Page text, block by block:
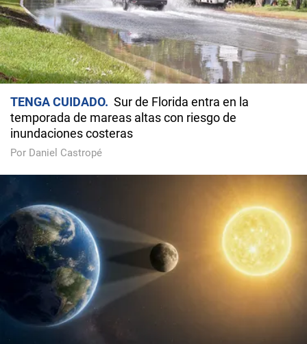
TENGA CUIDADO
Sur de Florida entra en la
temporada de mareas altas con riesgo de
inundaciones costeras
Por Daniel Castropé